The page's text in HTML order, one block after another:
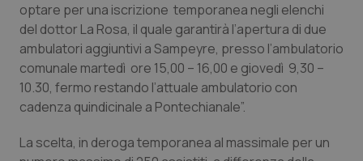
Molise
Piemonte
Provincia Autonoma di Bolzano
Provincia Autonoma di Trento
Epatiti
HIV
Infezioni & Febbre
Ipertensione & Scompenso
optare per una iscrizione temporanea negli elenchi
del dottor La Rosa, il quale garantirà l’apertura di due
ambulatori aggiuntivi a Sampeyre, presso l’ambulatorio
comunale martedì ore 15,00 – 16,00 e giovedì 9,30 –
10.30, fermo restando l’attuale ambulatorio con
cadenza quindicinale a Pontechianale”.
La scelta, in deroga temporanea al massimale per un